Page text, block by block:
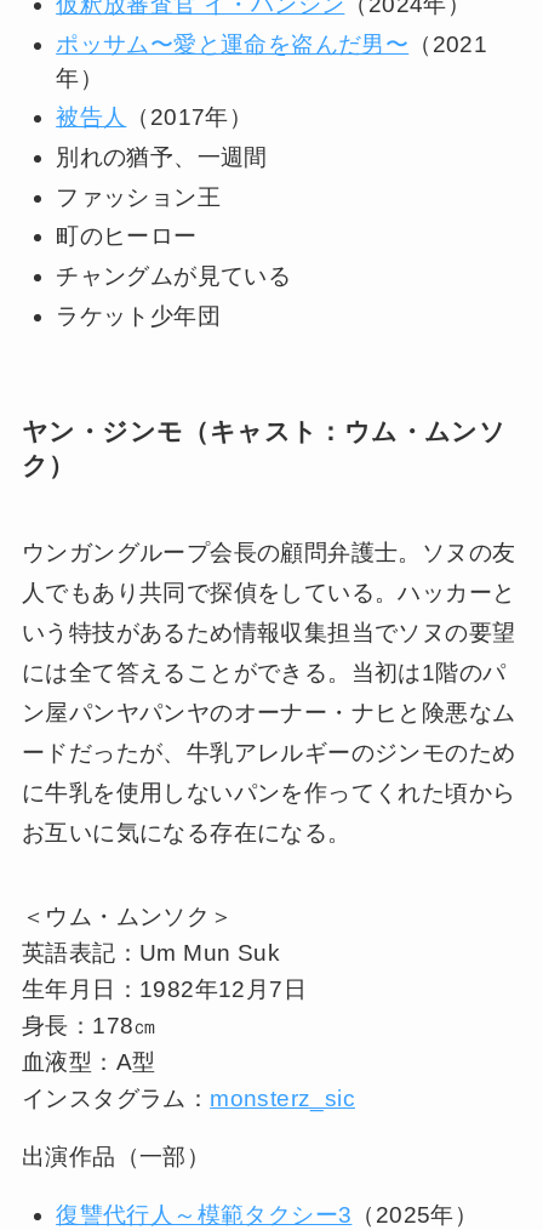
ポッサム〜愛と運命を盗んだ男〜 （2021
年）
被告人
（2017年）
別れの猶予、一週間
ファッション王
町のヒーロー
チャングムが見ている
ラケット少年団
ヤン・ジンモ（キャスト：ウム・ムンソ
ク）
ウンガングループ会長の顧問弁護士。ソヌの友
人でもあり共同で探偵をしている。ハッカーと
いう特技があるため情報収集担当でソヌの要望
には全て答えることができる。当初は1階のパ
ン屋パンヤパンヤのオーナー・ナヒと険悪なム
ードだったが、牛乳アレルギーのジンモのため
に牛乳を使用しないパンを作ってくれた頃から
お互いに気になる存在になる。
＜ウム・ムンソク＞
英語表記：Um Mun Suk
生年月日：1982年12月7日
身長：178㎝
血液型：A型
インスタグラム： monsterz_sic
出演作品（一部）
復讐代行人～模範タクシー3 （2025年）